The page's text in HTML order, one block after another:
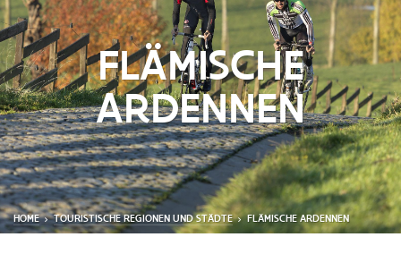
FLÄMISCHE
ARDENNEN
HOME TOURISTISCHE REGIONEN UND STÄDTE FLÄMISCHE ARDENNEN